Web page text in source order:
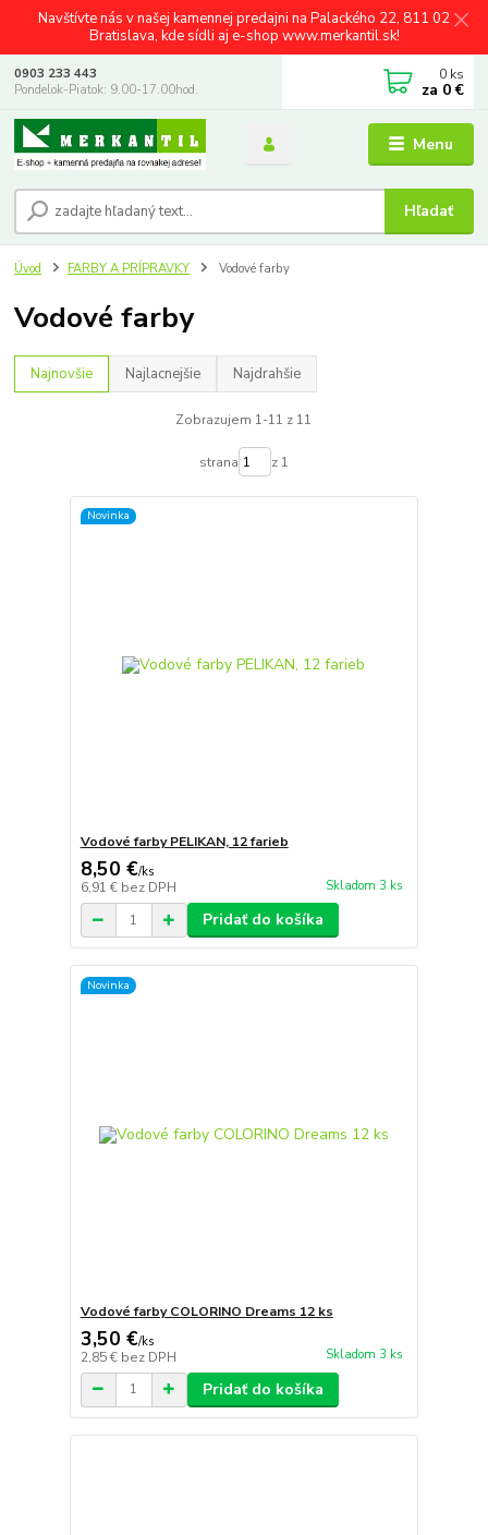
Navštívte nás v našej kamennej predajni na Palackého 22, 811 02
Bratislava, kde sídli aj e-shop www.merkantil.sk!
Menu
Hľadať
0903 233 443
Pondelok-Piatok: 9.00-17.00hod.
0 ks
za 0 €
Úvod FARBY A PRÍPRAVKY Vodové farby
Vodové farby
Najnovšie Najlacnejšie Najdrahšie
Zobrazujem 1-11 z 11
strana z 1
Novinka
Vodové farby PELIKAN, 12 farieb
8,50 €/ks
6,91 € bez DPH Skladom 3 ks
Pridať do košíka
Novinka
Vodové farby COLORINO Dreams 12 ks
3,50 €/ks
2,85 € bez DPH Skladom 3 ks
Pridať do košíka